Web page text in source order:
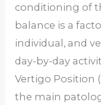
conditioning of
balance is a
individual, and
day-by-day
Vertigo Position
the main